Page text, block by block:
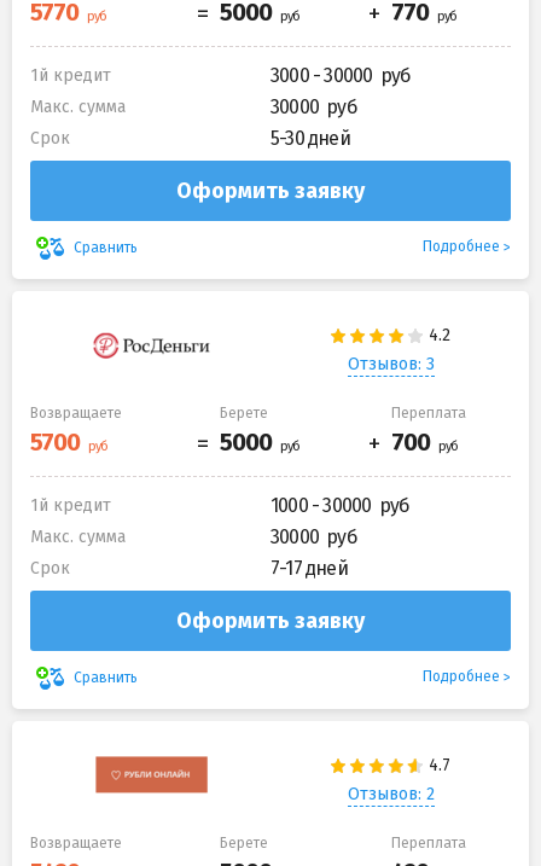
1й кредит 3000 - 30000
Макс. сумма 30000
Срок 5-30 дней
Оформить заявку
Сравнить Подробнее
Отзывов: 3
Возвращаете Берете Переплата
1й кредит 1000 - 30000
Макс. сумма 30000
Срок 7-17 дней
Оформить заявку
Сравнить Подробнее
Отзывов: 2
Возвращаете Берете Переплата